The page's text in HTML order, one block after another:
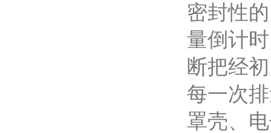
密封性
量倒计
断把经
每一次
罩壳、